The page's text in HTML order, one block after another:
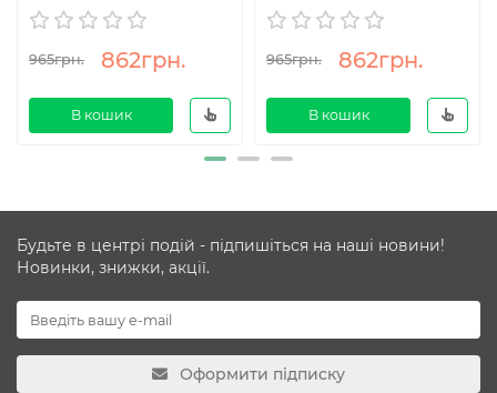
965грн. 862грн.
В кошик
965грн. 862грн.
В кошик
Будьте в центрі подій - підпишіться на наші новини!
Новинки, знижки, акції.
Оформити підписку